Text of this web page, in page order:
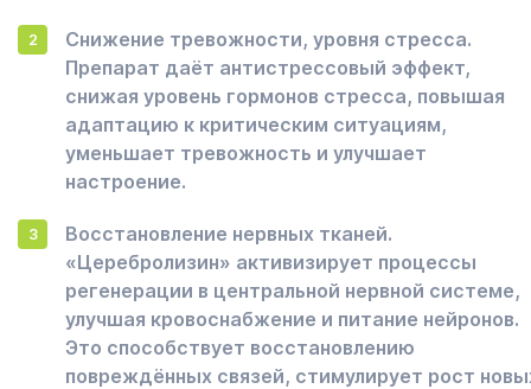
Снижение тревожности, уровня стресса.
Препарат даёт антистрессовый эффект,
снижая уровень гормонов стресса, повышая
адаптацию к критическим ситуациям,
уменьшает тревожность и улучшает
настроение.
Восстановление нервных тканей.
«Церебролизин» активизирует процессы
регенерации в центральной нервной системе,
улучшая кровоснабжение и питание нейронов.
Это способствует восстановлению
повреждённых связей, стимулирует рост